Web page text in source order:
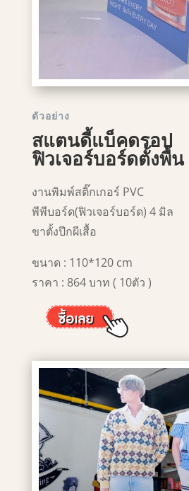
ตัวอย่าง
สแตนดี้แบ็คดรอป
ฟิวเจอร์บอร์ดตั้งพื้น
งานพิมพ์สติ๊กเกอร์ PVC
พีพีบอร์ด(ฟิวเจอร์บอร์ด) 4 มิล
ขาตั้งปีกผีเสื้อ
ขนาด : 110*120 cm
ราคา : 864 บาท ( 10ตัว )